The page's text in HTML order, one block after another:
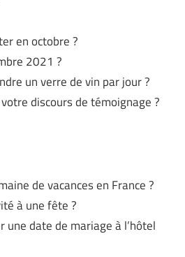
en octobre ?
2021 ?
un verre de vin par jour ?
discours de témoignage ?
de vacances en France ?
à une fête ?
une date de mariage à l’hôtel